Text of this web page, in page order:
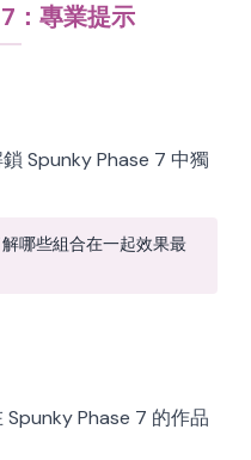
：專業提示
Spunky Phase 7 中獨
哪些組合在一起效果最
Phase 7 的作品